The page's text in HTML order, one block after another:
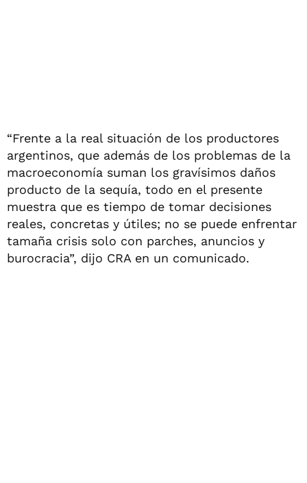
“Frente a la real situación de los productores
argentinos, que además de los problemas de la
macroeconomía suman los gravísimos daños
producto de la sequía, todo en el presente
muestra que es tiempo de tomar decisiones
reales, concretas y útiles; no se puede enfrentar
tamaña crisis solo con parches, anuncios y
burocracia”, dijo CRA en un comunicado.